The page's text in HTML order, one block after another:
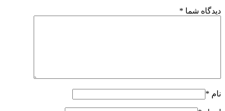
دیدگاه شما *
نام *